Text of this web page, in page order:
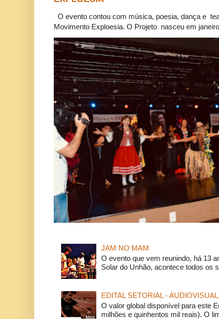
O evento contou com música, poesia, dança e
Movimento Exploesia. O Projeto nasceu em
JAM NO MAM
O evento que vem reunindo, há 13
Solar do Unhão, acontece todos os
EDITAL SETORIAL - AUDIOVISUAL
O valor global disponível para este
milhões e quinhentos mil reais). O